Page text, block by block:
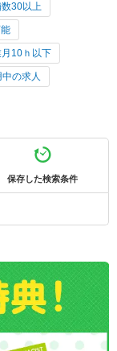
数30以上
10ｈ以下
の求人
保存した検索条件